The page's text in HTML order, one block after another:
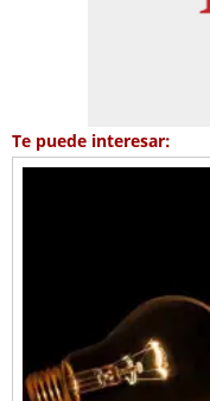
Te puede interesar: